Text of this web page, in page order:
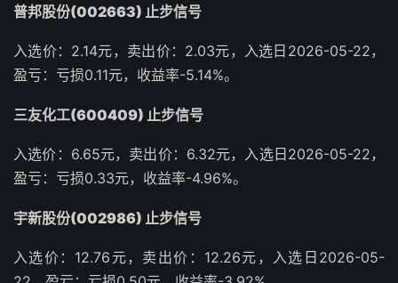
普邦股份(002663) 止步信号
入选价：2.14元，卖出价：2.03元，入选日2026-05-22，
盈亏：亏损0.11元，收益率-5.14%。
三友化工(600409) 止步信号
入选价：6.65元，卖出价：6.32元，入选日2026-05-22，
盈亏：亏损0.33元，收益率-4.96%。
宇新股份(002986) 止步信号
入选价：12.76元，卖出价：12.26元，入选日2026-05-